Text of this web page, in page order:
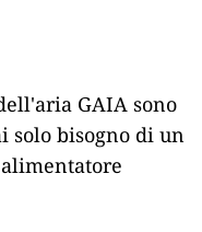
GAIA sono
solo bisogno di un